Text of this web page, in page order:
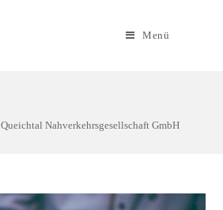
Menü
Queichtal Nahverkehrsgesellschaft GmbH